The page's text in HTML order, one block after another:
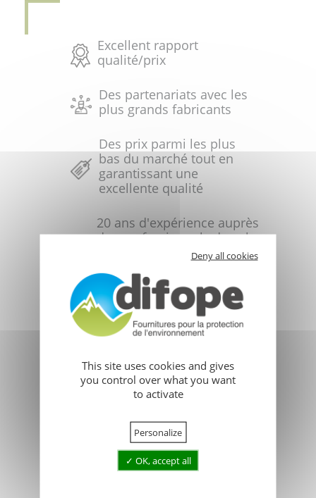
Excellent rapport
qualité/prix
Des partenariats avec les
plus grands fabricants
Des prix parmi les plus
bas du marché tout en
garantissant une
excellente qualité
20 ans d'expérience auprès
des professionnels dans le
domaine de la protection
de l'environnement
Des conseils techniques
pertinents
Stock permanent et
livrable très rapidement
répondre aux urgences
Produits et matériels sur-
mesure fabriqués en
Deny all cookies
This site uses cookies and gives
you control over what you want
to activate
Personalize
OK, accept all